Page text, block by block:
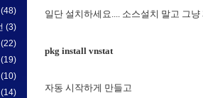
(48)
(3)
(22)
(19)
(10)
(14)
일단 설치하세요.... 소스설치 말고 그
pkg install vnstat
자동 시작하게 만들고